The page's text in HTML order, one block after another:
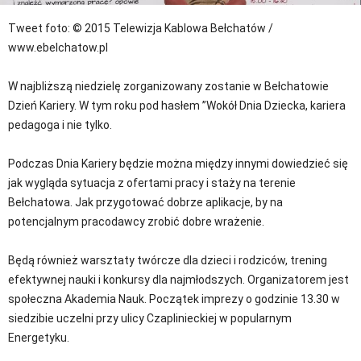
Tweet foto: © 2015 Telewizja Kablowa Bełchatów /
www.ebelchatow.pl
W najbliższą niedzielę zorganizowany zostanie w Bełchatowie
Dzień Kariery. W tym roku pod hasłem ”Wokół Dnia Dziecka, kariera
pedagoga i nie tylko.
Podczas Dnia Kariery będzie można między innymi dowiedzieć się
jak wygląda sytuacja z ofertami pracy i staży na terenie
Bełchatowa. Jak przygotować dobrze aplikacje, by na
potencjalnym pracodawcy zrobić dobre wrażenie.
Będą również warsztaty twórcze dla dzieci i rodziców, trening
efektywnej nauki i konkursy dla najmłodszych. Organizatorem jest
społeczna Akademia Nauk. Początek imprezy o godzinie 13.30 w
siedzibie uczelni przy ulicy Czaplinieckiej w popularnym
Energetyku.